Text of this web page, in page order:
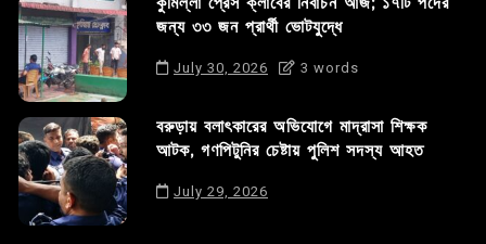
জন্য ৩৩ জন প্রার্থী ভোটযুদ্ধে
July 30, 2026 3 words
বরুড়ায় বলাৎকারের অভিযোগে মাদ্রাসা শিক্ষক
আটক, গণপিটুনির চেষ্টায় পুলিশ সদস্য আহত
July 29, 2026